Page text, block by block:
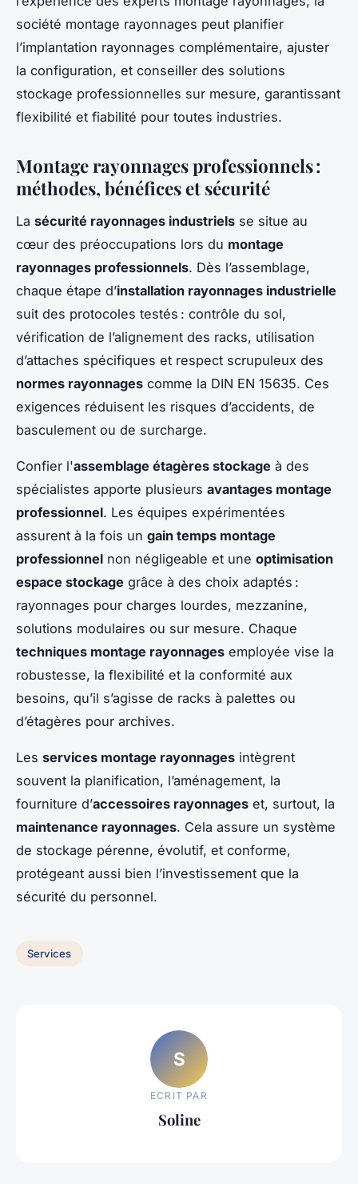
société montage rayonnages peut planifier
l’implantation rayonnages complémentaire, ajuster
la configuration, et conseiller des solutions
stockage professionnelles sur mesure, garantissant
flexibilité et fiabilité pour toutes industries.
Montage rayonnages professionnels :
méthodes, bénéfices et sécurité
La sécurité rayonnages industriels se situe au
cœur des préoccupations lors du montage
rayonnages professionnels. Dès l’assemblage,
chaque étape d’installation rayonnages industrielle
suit des protocoles testés : contrôle du sol,
vérification de l’alignement des racks, utilisation
d’attaches spécifiques et respect scrupuleux des
normes rayonnages comme la DIN EN 15635. Ces
exigences réduisent les risques d’accidents, de
basculement ou de surcharge.
Confier l'assemblage étagères stockage à des
spécialistes apporte plusieurs avantages montage
professionnel. Les équipes expérimentées
assurent à la fois un gain temps montage
professionnel non négligeable et une optimisation
espace stockage grâce à des choix adaptés :
rayonnages pour charges lourdes, mezzanine,
solutions modulaires ou sur mesure. Chaque
techniques montage rayonnages employée vise la
robustesse, la flexibilité et la conformité aux
besoins, qu’il s’agisse de racks à palettes ou
d’étagères pour archives.
Les services montage rayonnages intègrent
souvent la planification, l’aménagement, la
fourniture d’accessoires rayonnages et, surtout, la
maintenance rayonnages. Cela assure un système
de stockage pérenne, évolutif, et conforme,
protégeant aussi bien l’investissement que la
sécurité du personnel.
Services
S
ECRIT PAR
Soline